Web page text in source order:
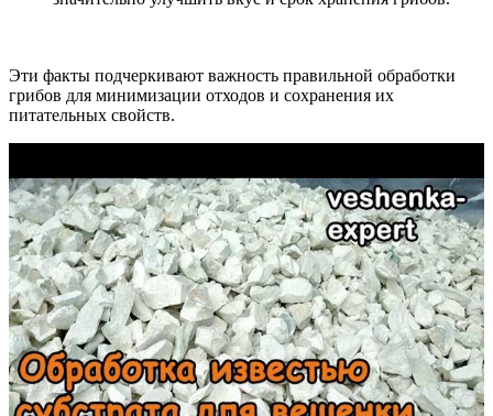
Эти факты подчеркивают важность правильной обработки
грибов для минимизации отходов и сохранения их
питательных свойств.